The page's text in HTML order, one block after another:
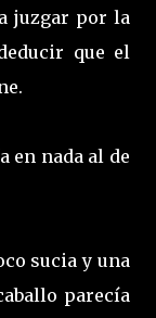
juzgar por la
que el
en nada al de
sucia y una
parecía